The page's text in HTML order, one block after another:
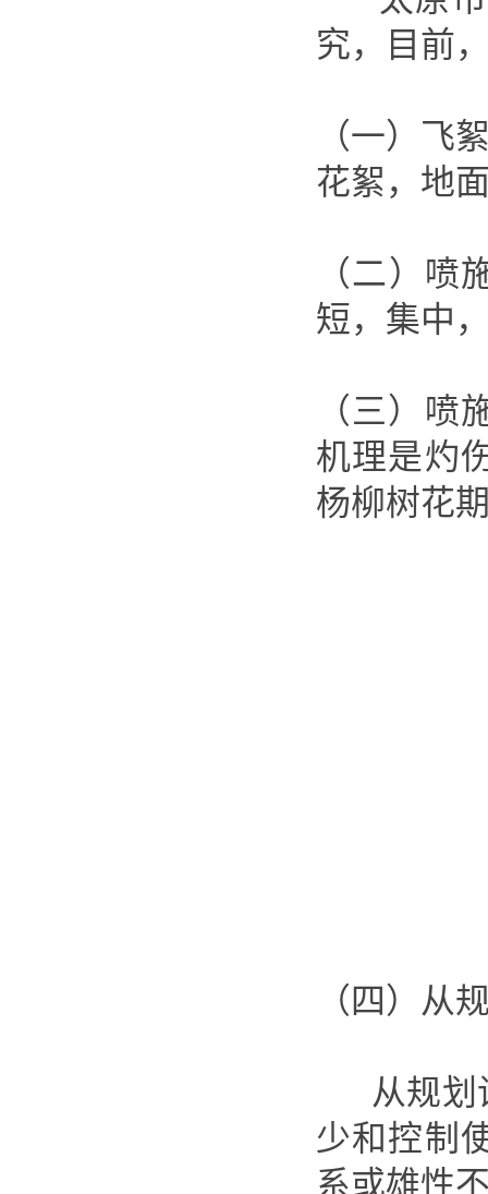
究，目前
（一）飞
花絮，地
（二）喷
短，集中
（三）喷
机理是灼
杨柳树花
（四）从
从规划
少和控制
系或雄性